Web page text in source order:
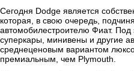
Сегодня Dodge является
которая, в свою очередь,
автомобилестроителю Фиат.
суперкары, минивены и другие
среднеценовым вариантом
премиальным, чем Plymouth.